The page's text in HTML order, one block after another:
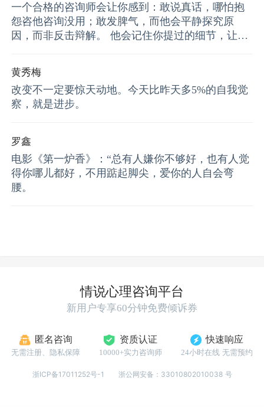
一个合格的咨询师会让你感到：敢说真话，哪怕抱
怨咨他咨询没用；敢发脾气，而他会平静探究原
因，而非反击辩解。 他会记住你提过的细节，让你
就是正面体验。 反之，不合格的咨询师会让你小心
翼翼，怕说错话得罪他；总忘记你说过的事，让你
觉得不被重视； 你一生气，他就辩解或指责你；边
结：合格的咨询师是你感到“和他一起，我能面对自
己”，感觉放松愉悦；反面是“和他一起，我更不想
面对自己”，更紧张和自我怀疑！ 你遇到的咨询师
给你什么感觉呢？
黄秀梅
改变不一定要惊天动地。今天比昨天多5%的自我觉
察，就是进步。
罗鑫
电影《第一炉香》：“总有人嫌你不够好，也有人觉
得你哪儿都好，不用踮起脚尖，爱你的人自会弯
腰。 ​​​
情说心理咨询平台
新用户专享60分钟免费倾诉券
匿名咨询
无需注册、隐私保障
资质认证
10000+实力咨询师
快速响应
24小时在线 无需预约
浙ICP备17011252号-1 浙公网安备：33010802010038 号